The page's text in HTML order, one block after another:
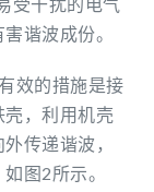
谐波成份。
效的措施是接
，利用机壳
传递谐波，
图2所示。